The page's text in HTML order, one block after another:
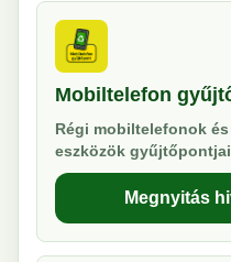
Mobiltelefon
Régi mobiltelefonok
eszközök
Megnyitás